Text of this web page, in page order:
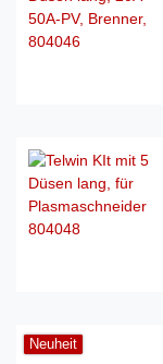
Neuheit